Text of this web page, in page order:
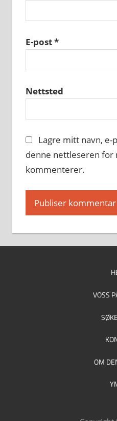
E-post*
Nettsted
Lagre mitt navn, e-
denne nettleseren for
kommenterer.
VOSS
OM